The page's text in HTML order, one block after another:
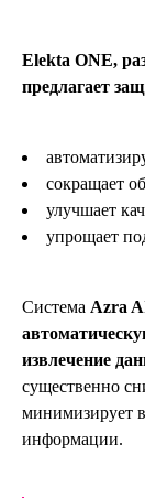
Elekta ONE,
предлагает
сокращает
улучшает
упрощает
Система Azra
извлечение
существенно
минимизирует
информации.